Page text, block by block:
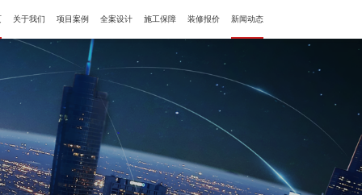
关于我们 项目案例 全案设计 施工保障
全案设计
工程管理
施工保障
装修报价 新闻动态
新闻动态
设计指南
施工现场
装修问答